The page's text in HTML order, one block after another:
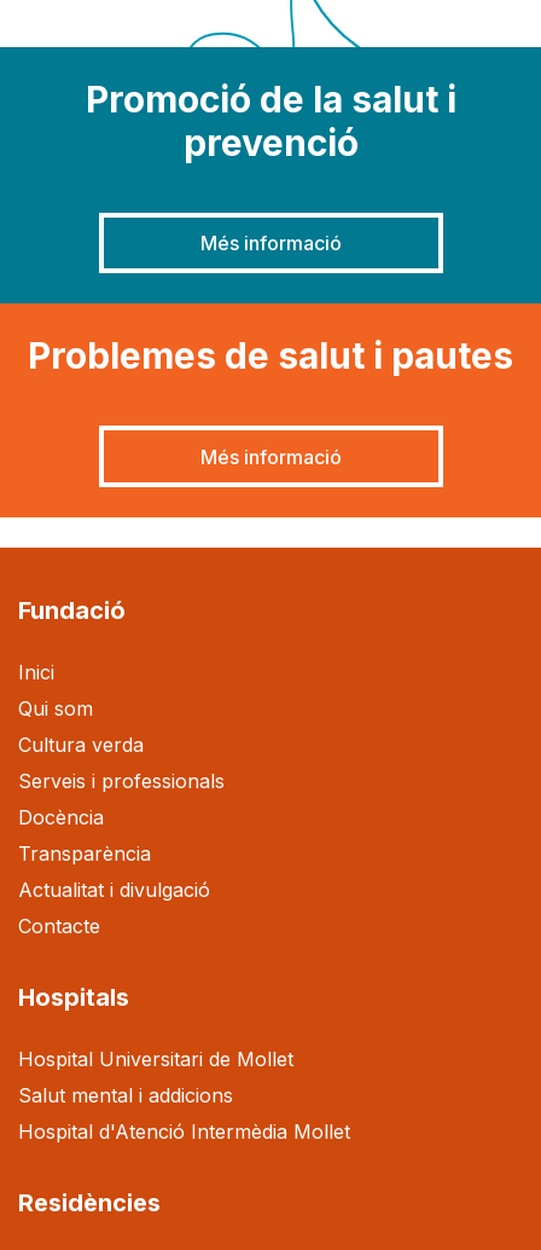
Promoció de la salut i
prevenció
Més informació
Problemes de salut i pautes
Més informació
Fundació
Inici
Qui som
Cultura verda
Serveis i professionals
Docència
Transparència
Actualitat i divulgació
Contacte
Hospitals
Hospital Universitari de Mollet
Salut mental i addicions
Hospital d'Atenció Intermèdia Mollet
Residències